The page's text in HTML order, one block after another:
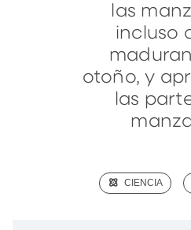
las
incluso
otoño, y
las
(SCIENCE)
CIENCIA